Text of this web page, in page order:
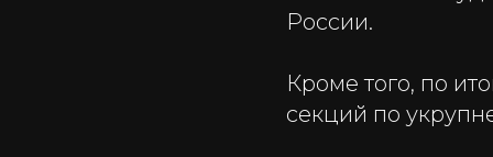
России.
Кроме того, по
секций по